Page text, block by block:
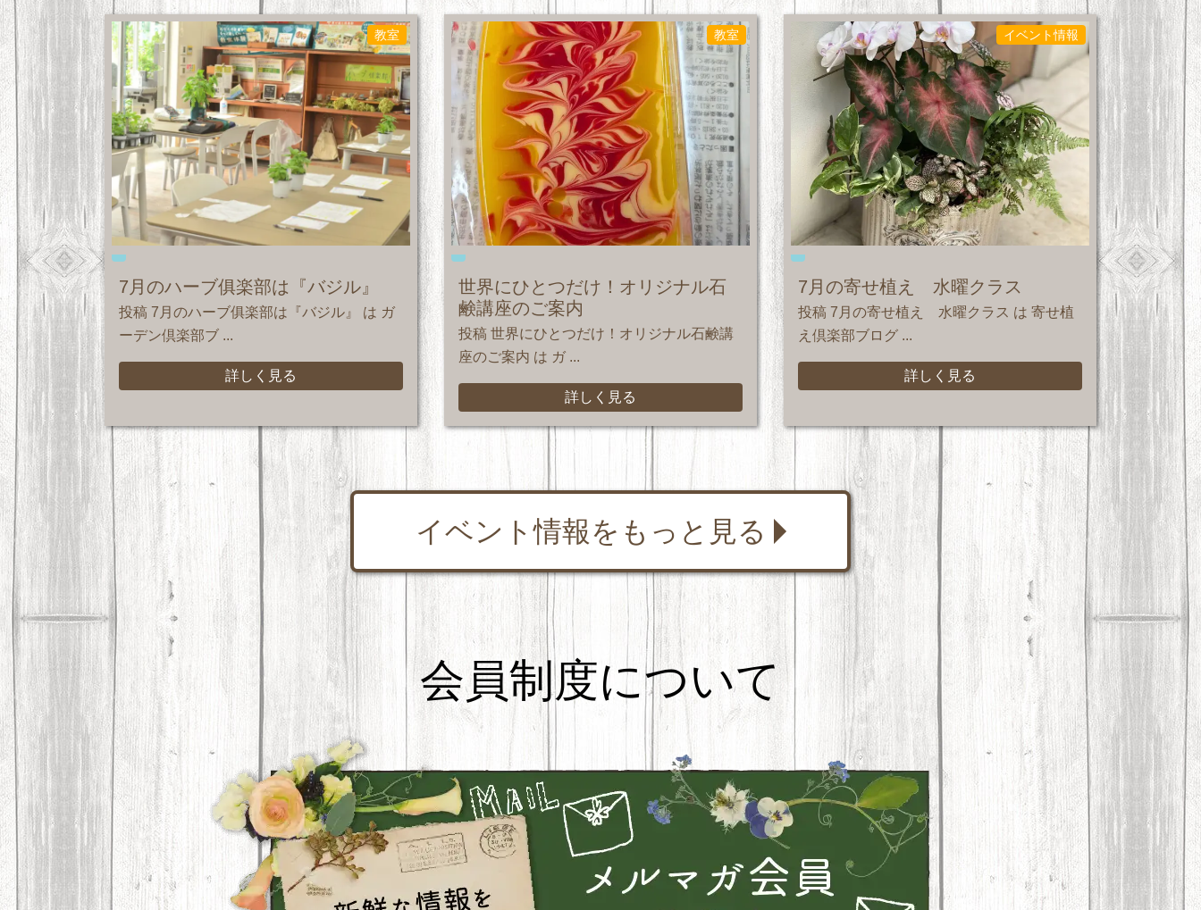
教室
7月のハーブ俱楽部は『バジル』
投稿 7月のハーブ俱楽部は『バジル』 は ガ
ーデン倶楽部ブ ...
詳しく見る
教室
世界にひとつだけ！オリジナル石
鹸講座のご案内
投稿 世界にひとつだけ！オリジナル石鹸講
座のご案内 は ガ ...
詳しく見る
イベント情報
7月の寄せ植え 水曜クラス
投稿 7月の寄せ植え 水曜クラス は 寄せ植
え倶楽部ブログ ...
詳しく見る
イベント情報をもっと見る
会員制度について